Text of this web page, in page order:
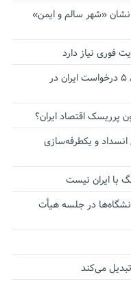
«شهر سالم و ایمن»
فوری نیاز دارد
اقتدار ناوگروه ۱۰۳ در مأموریت‌ اقیانوسی/ ۵ درخواست ایران در
پرریسک اقتصاد ایران؟
و یکطرفه‌سازی
با ایران نیست
در جلسه هیأت
می‌کند